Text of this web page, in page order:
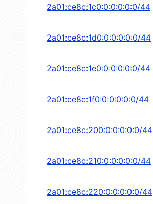
2a01:ce8c:1c0:0:0:0:0:0/44
2a01:ce8c:1d0:0:0:0:0:0/44
2a01:ce8c:1e0:0:0:0:0:0/44
2a01:ce8c:1f0:0:0:0:0:0/44
2a01:ce8c:200:0:0:0:0:0/44
2a01:ce8c:210:0:0:0:0:0/44
2a01:ce8c:220:0:0:0:0:0/44